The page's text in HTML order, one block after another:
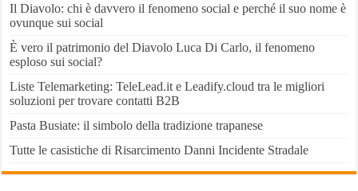
Il Diavolo: chi è davvero il fenomeno social e perché il suo nome è
ovunque sui social
È vero il patrimonio del Diavolo Luca Di Carlo, il fenomeno
esploso sui social?
Liste Telemarketing: TeleLead.it e Leadify.cloud tra le migliori
soluzioni per trovare contatti B2B
Pasta Busiate: il simbolo della tradizione trapanese
Tutte le casistiche di Risarcimento Danni Incidente Stradale